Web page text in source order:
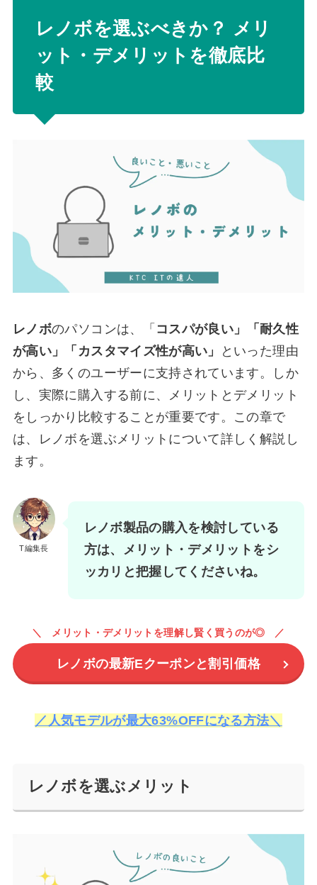
レノボを選ぶべきか？ メリ
ット・デメリットを徹底比
較
レノボのパソコンは、「 コスパが良い」「耐久性
が高い」「カスタマイズ性が高い」
といった理由
から、多くのユーザーに支持されています。しか
し、実際に購入する前に、メリットとデメリット
をしっかり比較することが重要です。この章で
は、レノボを選ぶメリットについて詳しく解説し
ます。
T編集長
レノボ製品の購入を検討している
方は、メリット・デメリットをシ
ッカリと把握してくださいね。
メリット・デメリットを理解し賢く買うのが◎
レノボの最新Eクーポンと割引価格
／人気モデルが最大63%OFFになる方法＼
レノボを選ぶメリット